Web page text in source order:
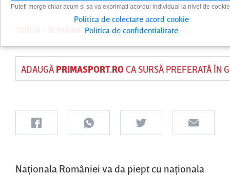
PUBLICAT PE 26 MAR 2026
ADAUGĂ PRIMASPORT.ROCA SURSĂ PREFERATĂ ÎN
Naţionala României va da piept cu naţionala
Puteti merge chiar acum si sa va exprimati acordul individual la nivel de
Politica de colectare acord cookie
Politica de confidentialitate